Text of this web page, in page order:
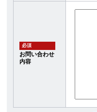
必須
お問い合わせ
内容